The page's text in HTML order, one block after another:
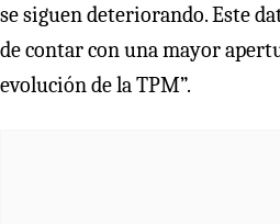
se siguen deteriorando. Este
de contar con una mayor
evolución de la TPM”.